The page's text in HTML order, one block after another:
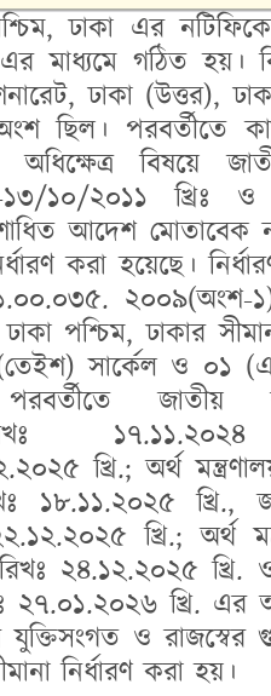
ঢাকা এর
গঠিত হয়।
ঢাকা (উত্তর),
ছিল। পরবর্তীতে
অধিক্ষেত্র বিষয়ে
১৩/১০/২০১১ খ্রিঃ
আদেশ মোতাবেক
করা হয়েছে।
পশ্চিম, ঢাকার
সার্কেল ও ০১
জাতীয়
তারিখঃ
খ্রি.; অর্থ
১৮.১১.২০২৫ খ্রি.,
খ্রি.; অর্থ
২৪.১২.২০২৫ খ্রি. ও
খ্রি.
যুক্তিসংগত ও
নির্ধারণ করা হয়।